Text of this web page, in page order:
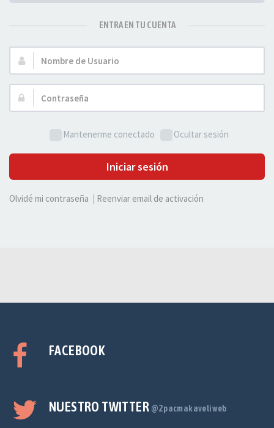
ENTRA EN TU CUENTA
Nombre
de
Usuario:
Contraseña:
Mantenerme conectado Ocultar sesión
Iniciar sesión
Olvidé mi contraseña Reenviar email de activación
FACEBOOK
NUESTRO TWITTER @2pacmakaveliweb